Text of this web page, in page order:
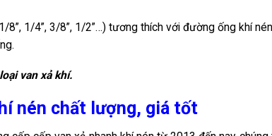
8”, 1/4”, 3/8”, 1/2”…) tương thích với đường ống khí
van xả khí.
nén chất lượng, giá tốt